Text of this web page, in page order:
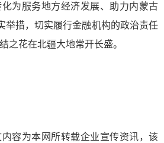
为服务地方经济发展、助力内蒙古
举措，切实履行金融机构的政治责任
之花在北疆大地常开长盛。
内容为本网所转载企业宣传资讯，该